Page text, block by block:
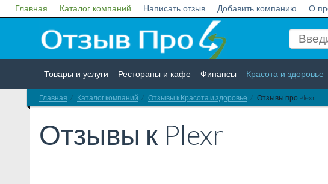
Главная Каталог компаний Написать отзыв Добавить компанию О
Товары и услуги Рестораны и кафе Финансы Красота и здоровье
Недвижимость Работа Гос. учреждения Личности Логистика
Главная Каталог компаний Отзывы к Красота и здоровье Отзывы про Plexr
Отзывы к Plexr